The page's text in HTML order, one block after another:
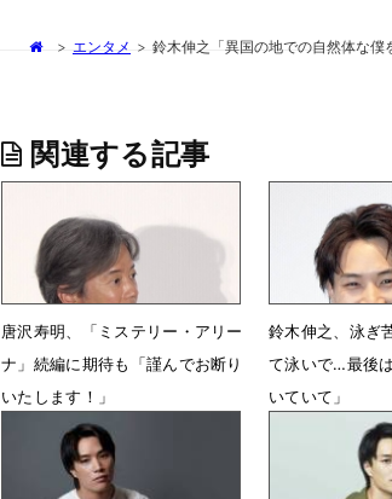
> エンタメ > 鈴木伸之「異国の地での自然体な
関連する記事
唐沢寿明、「ミステリー・アリー
ナ」続編に期待も「謹んでお断り
いたします！」
5月24日 13時46分
鈴木伸之、泳ぎ
て泳いで…最後
いていて」
1月14日 10時36